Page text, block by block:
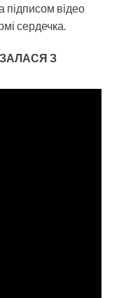
підписом відео
сердечка.
З